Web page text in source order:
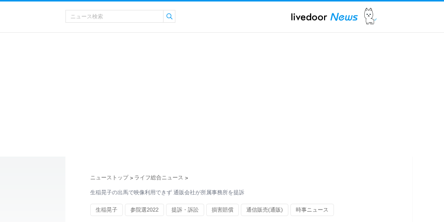
ニューストップ > ライフ総合ニュース >
生稲晃子の出馬で映像利用できず 通販会社が所属事務所を提訴
生稲晃子 参院選2022 提訴・訴訟 損害賠償 通信販売(通販) 時事ニュース